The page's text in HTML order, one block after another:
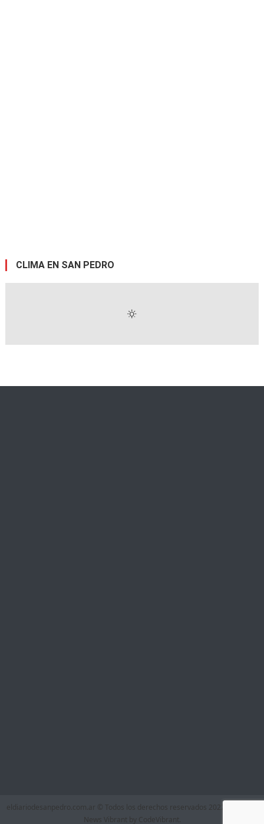
CLIMA EN SAN PEDRO
eldiariodesanpedro.com.ar © Todos los derechos reservados 2022
News Vibrant by CodeVibrant.